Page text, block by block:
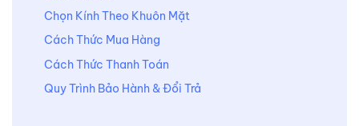
Chọn Kính Theo Khuôn Mặt
Cách Thức Mua Hàng
Cách Thức Thanh Toán
Quy Trình Bảo Hành & Đổi Trả